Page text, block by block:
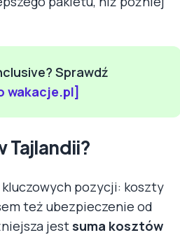
Sprawdź
wakacje.pl]
Tajlandii?
pozycji: koszty
też ubezpieczenie od
jest suma kosztów